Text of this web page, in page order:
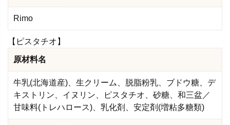
Rimo
【ピスタチオ】
原材料名
牛乳(北海道産)、生クリーム、脱脂粉乳、ブドウ糖、デ
キストリン、イヌリン、ピスタチオ、砂糖、和三盆／
甘味料(トレハロース)、乳化剤、安定剤(増粘多糖類)